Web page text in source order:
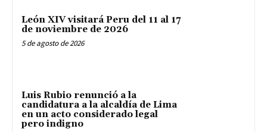
León XIV visitará Peru del 11 al 17
de noviembre de 2026
5 de agosto de 2026
Luis Rubio renunció a la
candidatura a la alcaldía de Lima
en un acto considerado legal
pero indigno